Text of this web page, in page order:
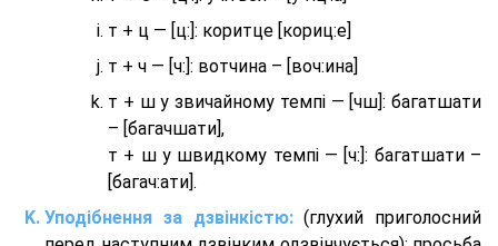
т + ц — [ц:]: коритце [кориц:е]
т + ч — [ч:]: вотчина – [вoч:ина]
т + ш у звичайному темпі — [чш]: багатшати
– [багачшати],
т + ш у швидкому темпі — [ч:]: багатшати –
[багач:ати].
Уподібнення за дзвінкістю:(глухий приголосний